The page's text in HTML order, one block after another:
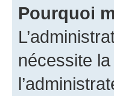
Pourquoi
nécessite